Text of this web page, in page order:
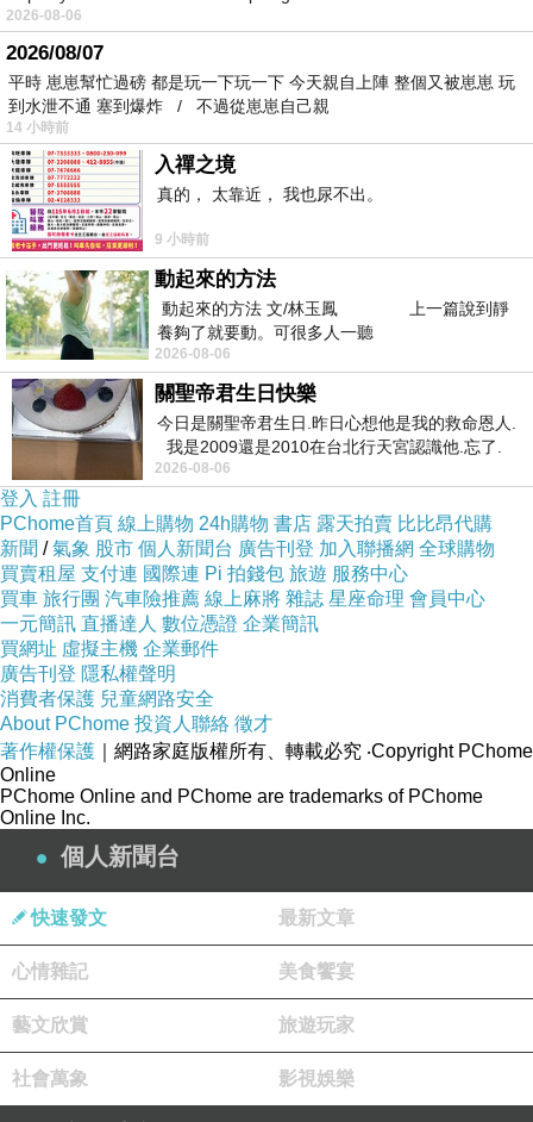
https
2026-08-06
2026/08/07
平時 崽崽幫忙過磅 都是玩一下玩一下 今天親自上陣 整個又被崽崽 玩
到水泄不通 塞到爆炸 / 不過從崽崽自己親
14 小時前
入禪之境
真的， 太靠近， 我也尿不出。
9 小時前
動起來的方法
動起來的方法 文/林玉鳳 上一篇說到靜
養夠了就要動。可很多人一聽
2026-08-06
關聖帝君生日快樂
今日是關聖帝君生日.昨日心想他是我的救命恩人.
我是2009還是2010在台北行天宮認識他.忘了.
一個奇摩交友的網友學
2026-08-06
登入 註冊
PChome首頁 線上購物 24h購物 書店 露天拍賣 比比昂代購
新聞 /氣象 股市 個人新聞台 廣告刊登 加入聯播網 全球購物
買賣租屋 支付連 國際連 Pi 拍錢包 旅遊 服務中心
買車 旅行團 汽車險推薦 線上麻將 雜誌 星座命理 會員中心
一元簡訊 直播達人 數位憑證 企業簡訊
買網址 虛擬主機 企業郵件
廣告刊登 隱私權聲明
消費者保護 兒童網路安全
About PChome 投資人聯絡 徵才
著作權保護 ｜網路家庭版權所有、轉載必究 ‧Copyright PChome
Online
PChome Online and PChome are trademarks of PChome
Online Inc.
個人新聞台
快速發文 最新文章
心情雜記 美食饗宴
藝文欣賞 旅遊玩家
社會萬象 影視娛樂